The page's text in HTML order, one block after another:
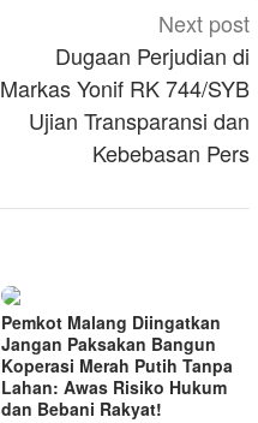
Next post
Dugaan Perjudian di
Markas Yonif RK 744/SYB
Ujian Transparansi dan
Kebebasan Pers
Pemkot Malang Diingatkan
Jangan Paksakan Bangun
Koperasi Merah Putih Tanpa
Lahan: Awas Risiko Hukum
dan Bebani Rakyat!